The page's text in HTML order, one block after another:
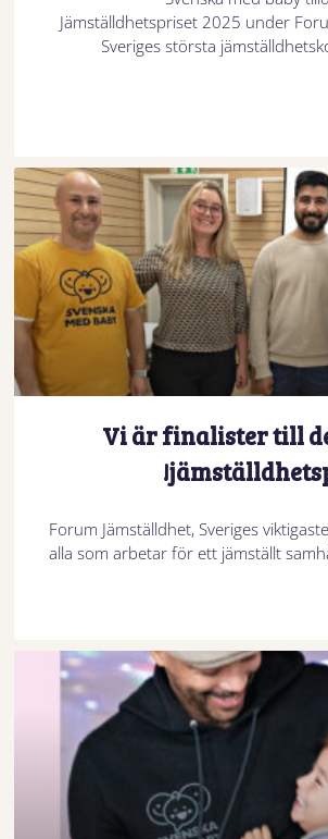
Jämställdhetspriset 2025 under
Sveriges största
Vi är finalister till
Forum Jämställdhet, Sveriges
alla som arbetar för ett jämställt